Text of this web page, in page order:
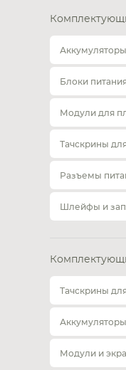
Блоки
Модули для
Тачскрины
Разъемы
Шлейфы и
Тачскрины
Модули и